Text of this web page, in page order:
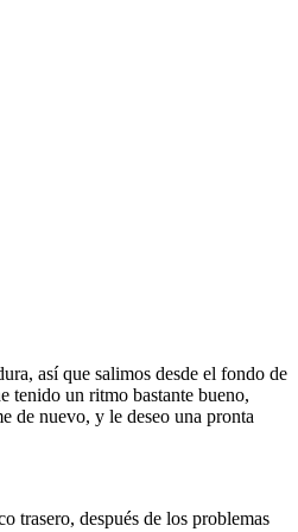
así que salimos desde el fondo de
tenido un ritmo bastante bueno,
de nuevo, y le deseo una pronta
trasero, después de los problemas